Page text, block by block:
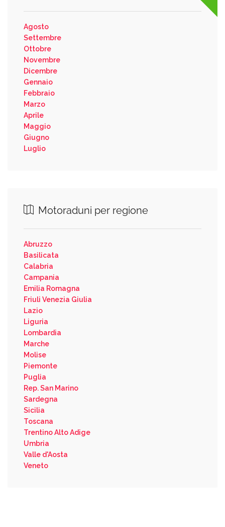
Agosto
Settembre
Ottobre
Novembre
Dicembre
Gennaio
Febbraio
Marzo
Aprile
Maggio
Giugno
Luglio
Motoraduni per regione
Abruzzo
Basilicata
Calabria
Campania
Emilia Romagna
Friuli Venezia Giulia
Lazio
Liguria
Lombardia
Marche
Molise
Piemonte
Puglia
Rep. San Marino
Sardegna
Sicilia
Toscana
Trentino Alto Adige
Umbria
Valle d'Aosta
Veneto